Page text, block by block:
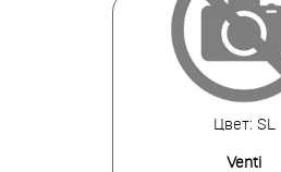
Цвет: SL
Venti